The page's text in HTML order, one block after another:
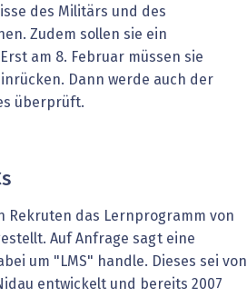
des Militärs und des
Zudem sollen sie ein
am 8. Februar müssen sie
Dann werde auch der
überprüft.
Rekruten das Lernprogramm von
Auf Anfrage sagt eine
um "LMS" handle. Dieses sei von
entwickelt und bereits 2007